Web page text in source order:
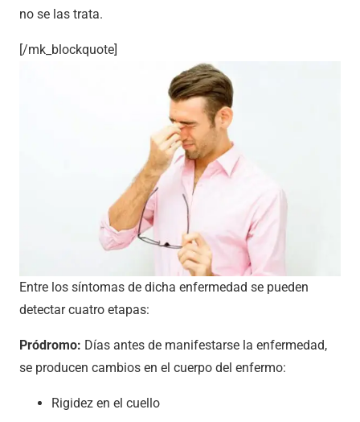
no se las trata.
[/mk_blockquote]
Entre los síntomas de dicha enfermedad se pueden
detectar cuatro etapas:
Pródromo: Días antes de manifestarse la enfermedad,
se producen cambios en el cuerpo del enfermo:
Rigidez en el cuello